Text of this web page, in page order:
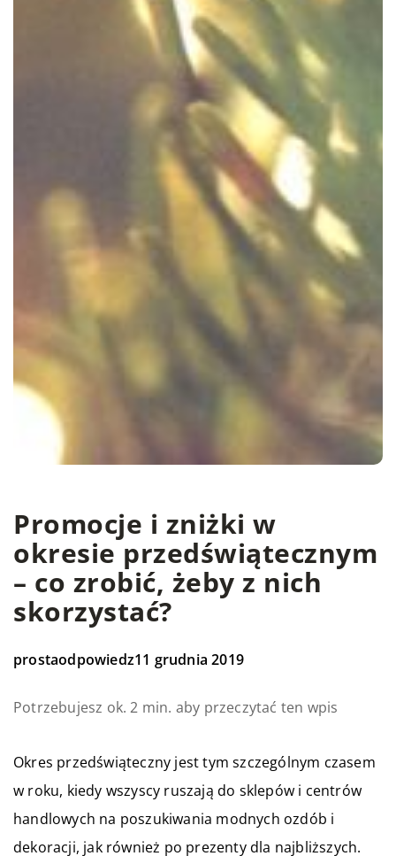
Promocje i zniżki w
okresie przedświątecznym
– co zrobić, żeby z nich
skorzystać?
prostaodpowiedz11 grudnia 2019
Potrzebujesz ok. 2 min. aby przeczytać ten wpis
Okres przedświąteczny jest tym szczególnym czasem
w roku, kiedy wszyscy ruszają do sklepów i centrów
handlowych na poszukiwania modnych ozdób i
dekoracji, jak również po prezenty dla najbliższych.